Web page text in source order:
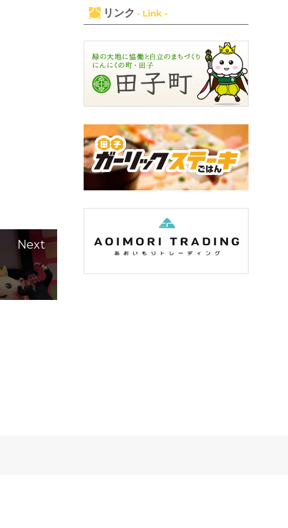
Next
リンク - Link -